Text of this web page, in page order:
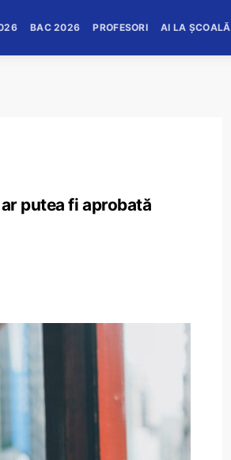
BAC 2026 PROFESORI AI LA ȘCOALĂ
putea fi aprobată